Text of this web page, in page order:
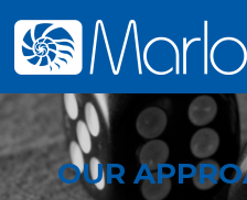
content
OUR